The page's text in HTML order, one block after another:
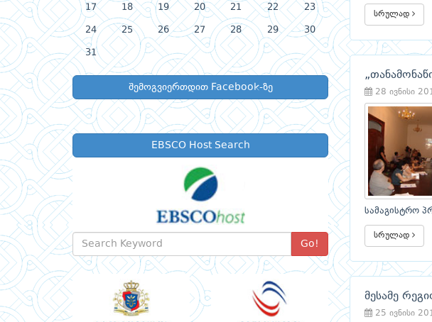
17 18 19 20 21 22 23
24 25 26 27 28 29 30
31
შემოგვიერთდით Facebook-ზე
EBSCO Host Search
Go!
სრულად
28 ივნისი
სამაგისტრო
სრულად
მესამე
25 ივნისი